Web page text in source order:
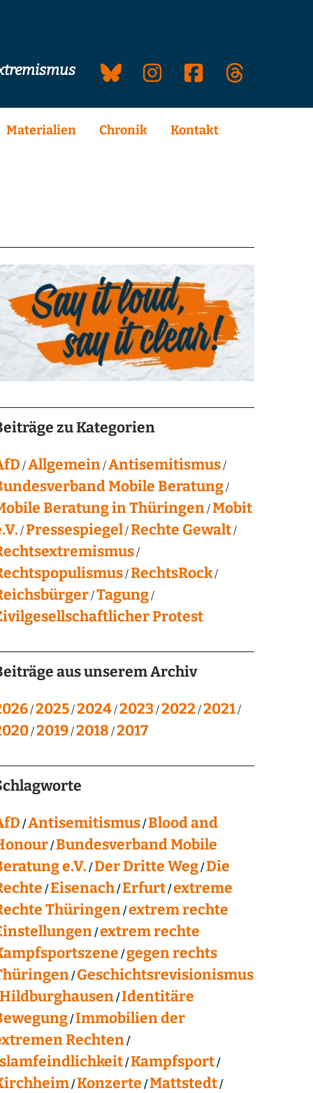
Materialien Chronik Kontakt
zu Kategorien
Allgemein Antisemitismus
Mobile Beratung
Beratung in Thüringen Mobit
Pressespiegel Rechte Gewalt
RechtsRock
Tagung
Protest
aus unserem Archiv
2025 2024 2023 2022 2021
2019 2018 2017
Antisemitismus Blood and
Bundesverband Mobile
e.V. Der Dritte Weg Die
Eisenach Erfurt extreme
Thüringen extrem rechte
extrem rechte
gegen rechts
Geschichtsrevisionismus
Identitäre
Immobilien der
Rechten
Kampfsport
Konzerte Mattstedt